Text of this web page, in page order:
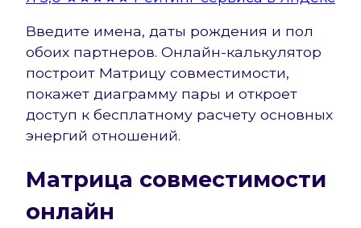
Введите имена, даты рождения и пол
обоих партнеров. Онлайн-калькулятор
построит Матрицу совместимости,
покажет диаграмму пары и откроет
доступ к бесплатному расчету основных
энергий отношений.
Матрица совместимости
онлайн